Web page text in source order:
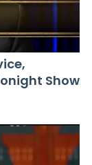
Show